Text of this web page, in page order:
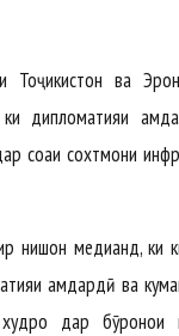
Тоҷикистон ва
дипломатияи
соҳаи сохтмони
нишон медиҳанд, ки
ҳамдардӣ ва
дар бӯҳронҳои